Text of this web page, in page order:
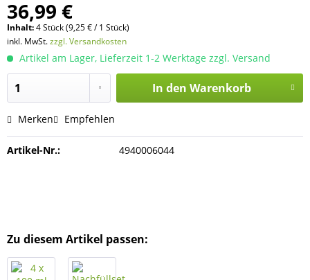
36,99 €
Inhalt:4 Stück (9,25 € / 1 Stück)
inkl. MwSt.zzgl. Versandkosten
Artikel am Lager, Lieferzeit 1-2 Werktage zzgl. Versand
In den Warenkorb
Merken Empfehlen
Artikel-Nr.: 4940006044
Zu diesem Artikel passen: